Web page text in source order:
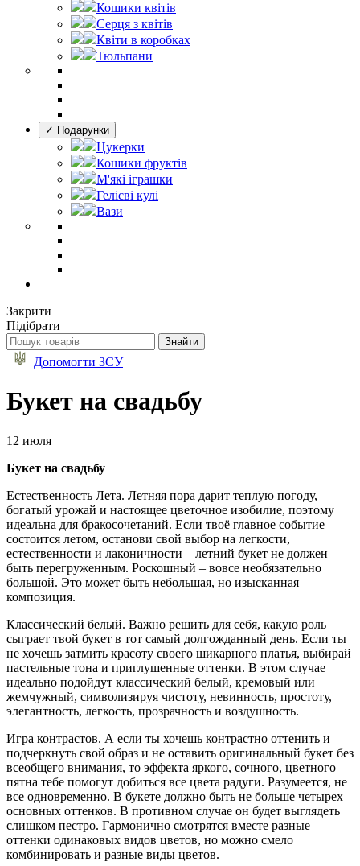
Кошики квітів
Серця з квітів
Квіти в коробках
Тюльпани
✓ Подарунки
Цукерки
Кошики фруктів
М'які іграшки
Гелієві кулі
Вази
Закрити
Підібрати
Допомогти ЗСУ
Букет на свадьбу
12 июля
Букет на свадьбу
Естественность Лета. Летняя пора дарит теплую погоду,
богатый урожай и настоящее цветочное изобилие, поэтому
идеальна для бракосочетаний. Если твоё главное событие
состоится летом, останови свой выбор на легкости,
естественности и лаконичности – летний букет не должен
быть перегруженным. Роскошный – вовсе необязательно
большой. Это может быть небольшая, но изысканная
композиция.
Классический белый. Важно решить для себя, какую роль
сыграет твой букет в тот самый долгожданный день. Если ты
не хочешь затмить красоту своего шикарного платья, выбирай
пастельные тона и приглушенные оттенки. В этом случае
идеально подойдут классический белый, кремовый или
жемчужный, символизируя чистоту, невинность, простоту,
элегантность, легкость, прозрачность и воздушность.
Игра контрастов. А если ты хочешь контрастно оттенить и
подчеркнуть свой образ и не оставить оригинальный букет без
всеобщего внимания, то эффекта яркого, сочного, цветного
пятна тебе помогут добиться все цвета радуги. Разумеется, не
все одновременно. В букете должно быть не больше четырех
основных оттенков. В противном случае он будет выглядеть
слишком пестро. Гармонично смотрятся вместе разные
оттенки одинаковых видов цветов, но можно смело
комбинировать и разные виды цветов.